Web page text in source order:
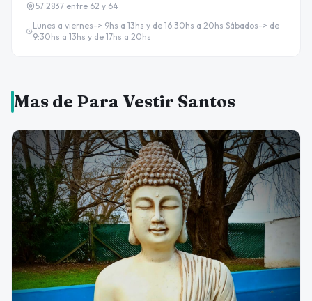
57 2837 entre 62 y 64
Lunes a viernes-> 9hs a 13hs y de 16:30hs a 20hs Sábados-> de
9:30hs a 13hs y de 17hs a 20hs
Mas de Para Vestir Santos